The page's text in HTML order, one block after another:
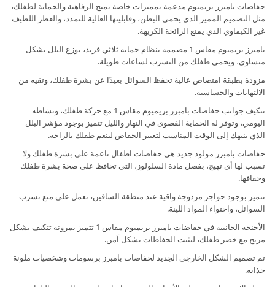
حفاضات بامبرز يريميوم مدعمة بمميزات خاصة تمنح الرفاهية والحماية لطفلك،
مثل التصميم المميز الذي يحمي البطن، وقابليتها العالية للتمدد، والعطر اللطيف
غير الكيماوي الذي يمنع الرائحة الكريهة.
بامبرز بريميوم مقاس 1 مصممة بنظام حماية ثلاثي فريد، يوزع البلل بشكل
متساوي، ويحمي طفلك من التسرب لساعات طويلة.
مزودة بطبقة امتصاص عالية تحفظ السوائل بعيدًا عن بشرة طفلك، وتقيه من
الالتهابات والحساسية.
تتكيف جوانب حفاضات بامبرز بريميوم مقاس 1 مع حركة طفلك، ونشاطه
اليومي، وتوفر له الحماية القصوى في النهار والليل تتميز بوجود مؤشر البلل
الذي ينبهك إلى الوقت المناسب لتغيير الحفاض لينعم طفلك بالراحة.
حفاضات بامبرز مولود جديد هي حفاضات اطفال ناعمة على بشرة طفلك ولا
تسبب لها أي تهيج، بفضل مادة السلولوز، التي تحافظ على صحة بشرة طفلك
وجفافها.
تتميز بوجود حواجز مزدوجة واقية عند منطقة الساقين، تعمل على منع تسرب
السوائل، واحتواء المواد اللينة.
الأجنحة الجانبية في حفاضات بامبرز بريميوم مقاس 1 تتميز بمرونة تتكيف بشكل
مريح مع خصر طفلك، لتثبت الحفاظات بشكل آمن.
تم تصميم الشكل الخارجي الجديد لحفاضات بامبرز برسومات وشخصيات ملونة
جذابة.